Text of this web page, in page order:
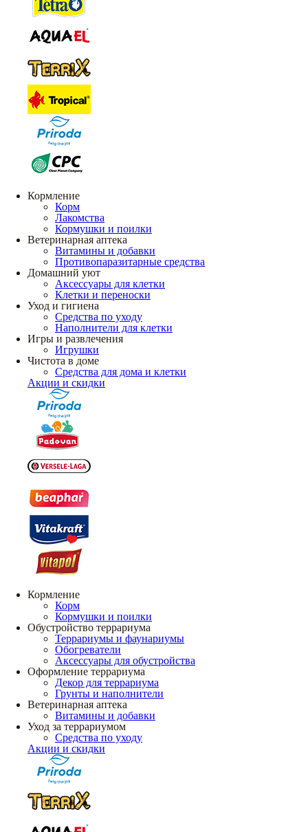
Кормление
Корм
Лакомства
Кормушки и поилки
Ветеринарная аптека
Витамины и добавки
Противопаразитарные средства
Домашний уют
Аксессуары для клетки
Клетки и переноски
Уход и гигиена
Средства по уходу
Наполнители для клетки
Игры и развлечения
Игрушки
Чистота в доме
Средства для дома и клетки
Акции и скидки
Кормление
Корм
Кормушки и поилки
Обустройство террариума
Террариумы и фаунариумы
Обогреватели
Аксессуары для обустройства
Оформление террариума
Декор для террариума
Грунты и наполнители
Ветеринарная аптека
Витамины и добавки
Уход за террариумом
Средства по уходу
Акции и скидки